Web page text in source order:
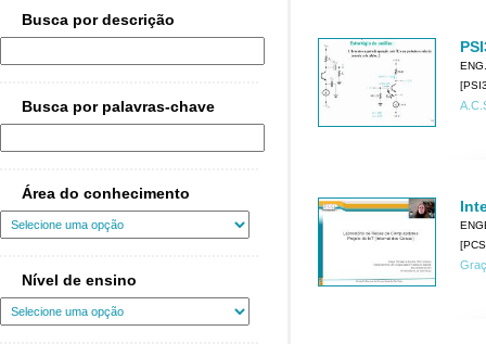
Busca por descrição
Busca por palavras-chave
Área do conhecimento
Nível de ensino